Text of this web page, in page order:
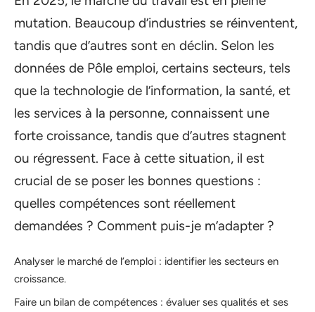
mutation. Beaucoup d’industries se réinventent,
tandis que d’autres sont en déclin. Selon les
données de Pôle emploi, certains secteurs, tels
que la technologie de l’information, la santé, et
les services à la personne, connaissent une
forte croissance, tandis que d’autres stagnent
ou régressent. Face à cette situation, il est
crucial de se poser les bonnes questions :
quelles compétences sont réellement
demandées ? Comment puis-je m’adapter ?
Analyser le marché de l’emploi : identifier les secteurs en
croissance.
Faire un bilan de compétences : évaluer ses qualités et ses